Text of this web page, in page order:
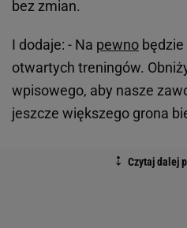
bez zmian.
I dodaje: - Na pewno
otwartych treningów.
wpisowego, aby nasze
jeszcze większego grona